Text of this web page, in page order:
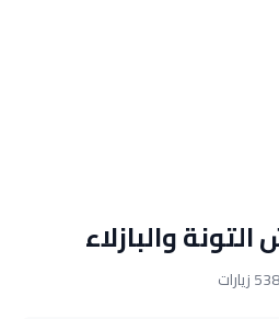
والبازلاء
538 زيارات